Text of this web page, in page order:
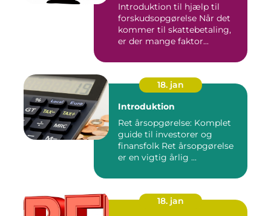
Introduktion til hjælp til
forskudsopgørelse Når det
kommer til skattebetaling,
er der mange faktor...
18. jan
Introduktion
Ret årsopgørelse: Komplet
guide til investorer og
finansfolk Ret årsopgørelse
er en vigtig årlig ...
18. jan